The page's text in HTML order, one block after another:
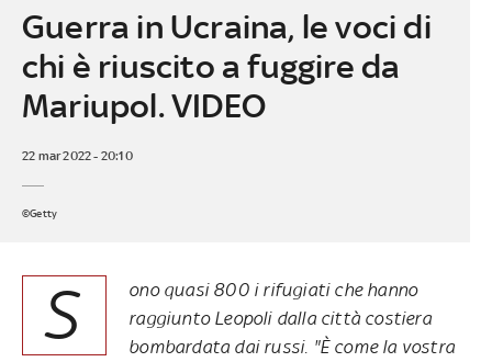
Guerra in Ucraina, le voci di
chi è riuscito a fuggire da
Mariupol. VIDEO
22 mar 2022 - 20:10
©Getty
S
ono quasi 800 i rifugiati che hanno
raggiunto Leopoli dalla città costiera
bombardata dai russi. "È come la vostra